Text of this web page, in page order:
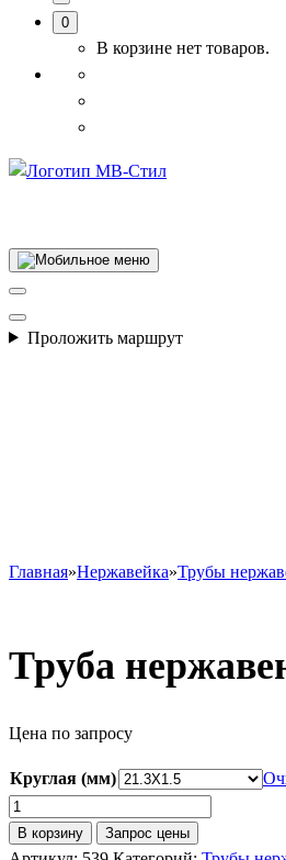
0
В корзине нет товаров.
Проложить маршрут
Главная»Нержавейка»Трубы
Труба
Цена по запросу
Круглая (мм)
Количество
товара
В корзину Запрос цены